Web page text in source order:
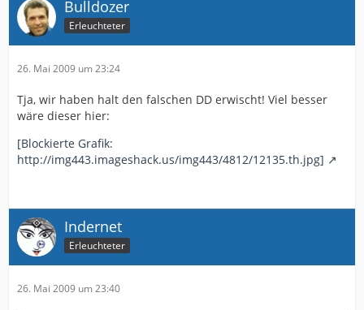
Bulldozer
Erleuchteter
26. Mai 2009 um 23:24
Tja, wir haben halt den falschen DD erwischt! Viel besser
wäre dieser hier:
[Blockierte Grafik:
http://img443.imageshack.us/img443/4812/12135.th.jpg]
Indernet
Erleuchteter
26. Mai 2009 um 23:40